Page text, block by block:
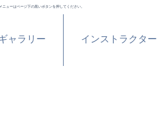
ニューはページ下の黒いボタンを押してください。
ャラリー インストラクター